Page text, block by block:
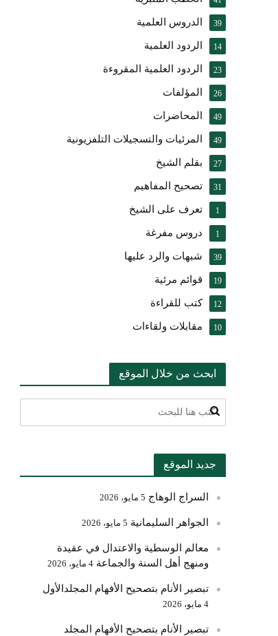
الدروس العلمية 39
الردود العلمية 14
الردود العلمية المقروءة 23
المؤلفات 26
المحاضرات 49
المرئيات والتسجيلات التلفزيونية 49
بقلم الشيخ 27
تصحيح المفاهيم 31
تعرف على الشيخ 1
دروس مفرغة 1
شبهات والرد عليها 39
قوائم مرئية 19
كتب للقراءة 12
مقابلات ولقاءات 10
ابحث من خلال الموقع
جديد الموقع
السراج الوهاج 5 مايو، 2026
الجواهر السليمانية 5 مايو، 2026
معالم الوسطية والاعتدال في عقيدة
ومنهج أهل السنة والجماعة 4 مايو، 2026
تبصير الأنام بتصحيح الأفهام المجلدالأول
4 مايو، 2026
تبصير الأنام بتصحيح الأفهام المجلد